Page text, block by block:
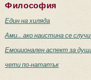
Философия
Един на хиляда
Ами... ако наистина се
Емоционален аспект за
чети по-нататък